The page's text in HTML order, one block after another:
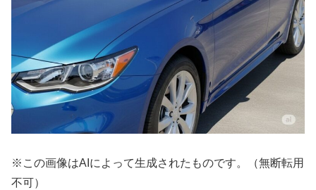
※この画像はAIによって生成されたものです。（無断転用
不可）